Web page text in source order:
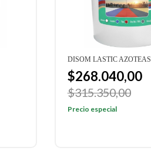
DISOM LASTIC AZOTEAS
$268.040,00
$315.350,00
Precio especial